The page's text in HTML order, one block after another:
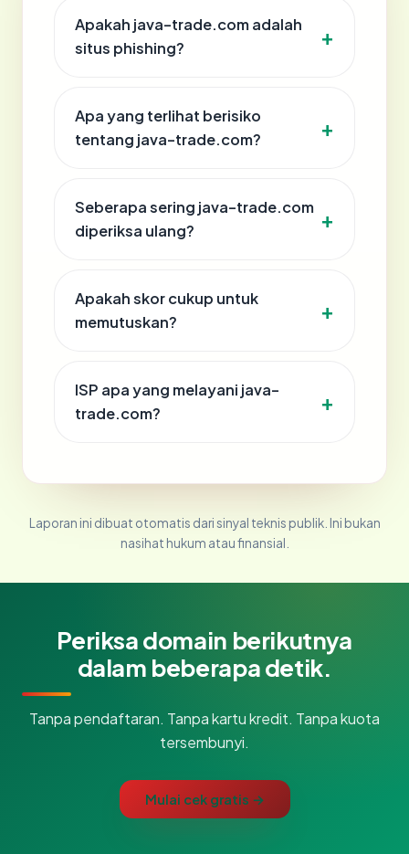
Apakah java-trade.com adalah
situs phishing?
Apa yang terlihat berisiko
tentang java-trade.com?
Seberapa sering java-trade.com
diperiksa ulang?
Apakah skor cukup untuk
memutuskan?
ISP apa yang melayani java-
trade.com?
Laporan ini dibuat otomatis dari sinyal teknis publik. Ini bukan
nasihat hukum atau finansial.
Periksa domain berikutnya
dalam beberapa detik.
Tanpa pendaftaran. Tanpa kartu kredit. Tanpa kuota
tersembunyi.
Mulai cek gratis →